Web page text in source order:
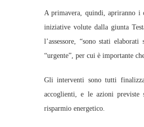
A primavera, quindi, apriranno i
iniziative volute dalla giunta
l’assessore, “sono stati
“urgente”, per cui è importante
Gli interventi sono tutti
accoglienti, e le azioni previste
risparmio energetico.